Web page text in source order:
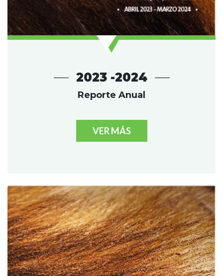
2023 -2024
Reporte Anual
VER MÁS